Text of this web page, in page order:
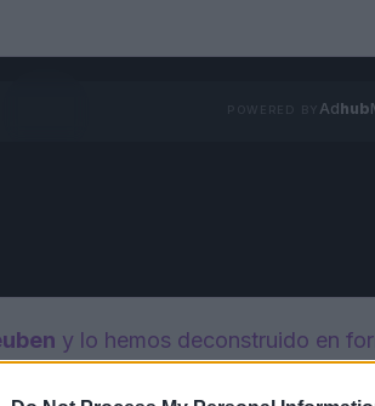
Adhub
y lo hemos deconstruido en